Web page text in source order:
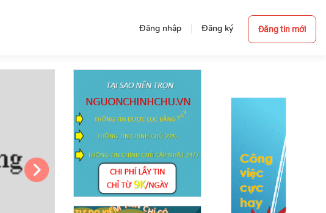
Đăng nhập Đăng ký Đăng tin mới